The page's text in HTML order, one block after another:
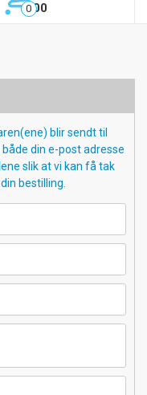
0,00
blir sendt til
din e-post adresse
slik at vi kan få tak
bestilling.